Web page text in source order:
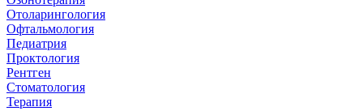
Отоларингология
Офтальмология
Педиатрия
Проктология
Рентген
Стоматология
Терапия